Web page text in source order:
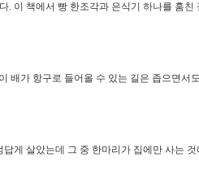
이 책에서 빵 한조각과 은식기 하나를 훔
가 항구로 들어올 수 있는 길은 좁으면서
게 살았는데 그 중 한마리가 집에만 사는